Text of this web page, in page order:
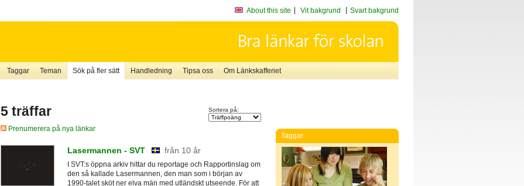
About this site Vit bakgrund Svart bakgrund
Taggar Teman Sök på fler sätt Handledning Tipsa oss Om Länkskafferiet
5 träffar Sortera på:
Prenumerera på nya länkar
Lasermannen - SVT från 10 år
I SVT:s öppna arkiv hittar du reportage och Rapportinslag om
den så kallade Lasermannen, den man som i början av
1990-talet sköt ner elva män med utländskt utseende. För att
Taggar